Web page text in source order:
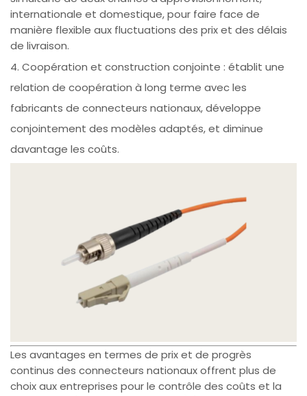
internationale et domestique, pour faire face de
manière flexible aux fluctuations des prix et des délais
de livraison.
4. Coopération et construction conjointe : établit une
relation de coopération à long terme avec les
fabricants de connecteurs nationaux, développe
conjointement des modèles adaptés, et diminue
davantage les coûts.
Les avantages en termes de prix et de progrès
continus des connecteurs nationaux offrent plus de
choix aux entreprises pour le contrôle des coûts et la